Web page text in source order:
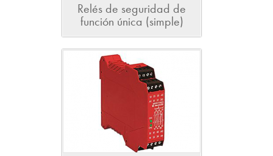
Relés de seguridad de
función única (simple)